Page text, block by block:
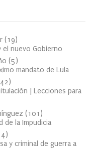
(19)
el nuevo Gobierno
(5)
mandato de Lula
42)
| Lecciones para
(101 )
de la Impudicia
)
y criminal de guerra a